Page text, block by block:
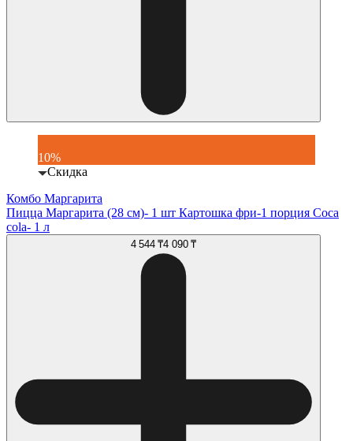
10%
Скидка
Комбо Маргарита
Пицца Маргарита (28 см)- 1 шт Картошка фри-1 порция Coca
cola- 1 л
4 544 ₸4 090 ₸